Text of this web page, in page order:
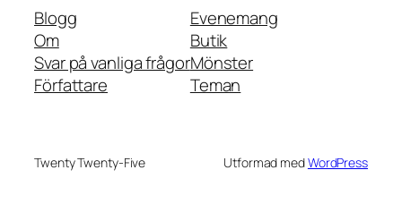
Blogg
Om
Svar på vanliga frågor
Författare
Evenemang
Butik
Mönster
Teman
Twenty Twenty-Five Utformad medWordPress